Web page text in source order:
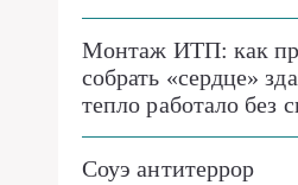
Монтаж ИТП: как
собрать «сердце»
тепло работало без
Соуэ антитеррор